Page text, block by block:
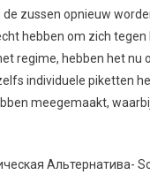
zussen opnieuw
hebben om zich tegen
regime, hebben het nu
individuele piketten
meegemaakt,
Альтернатива-